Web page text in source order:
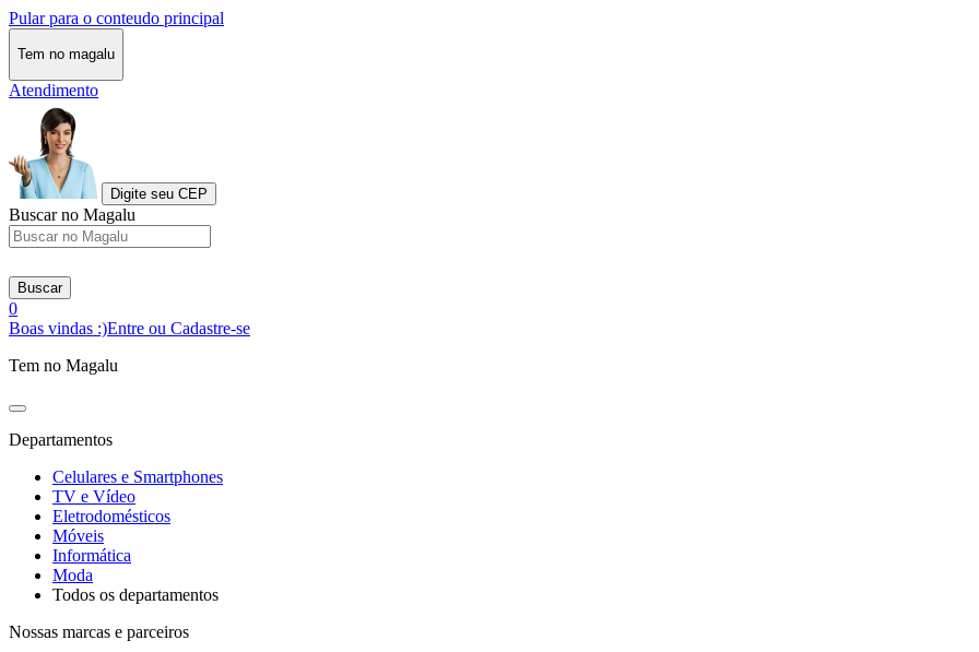
Pular para o conteudo principal
Tem no magalu
Atendimento
Digite seu CEP
Buscar no Magalu
Buscar
0
Boas vindas :)Entre ou Cadastre-se
Tem no Magalu
Departamentos
Celulares e Smartphones
TV e Vídeo
Eletrodomésticos
Móveis
Informática
Moda
Todos os departamentos
Nossas marcas e parceiros